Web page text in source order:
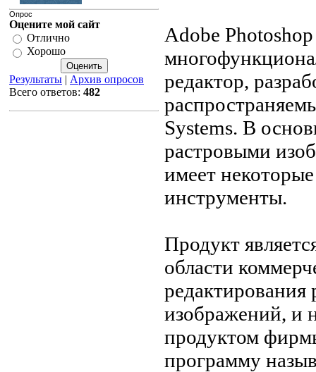
Опрос
Оцените мой сайт
Отлично
Хорошо
Результаты | Архив опросов
Всего ответов: 482
Adobe
редактор,
Systems. В
растровыми
имеет
инструменты.
Продукт
области
редактирования
изображений, и
продуктом
программу